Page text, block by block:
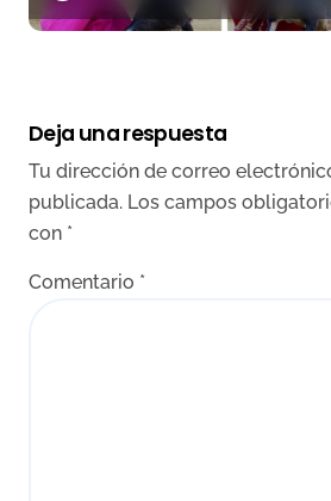
Deja una respuesta
Tu dirección de correo
publicada. Los campos
con *
Comentario *